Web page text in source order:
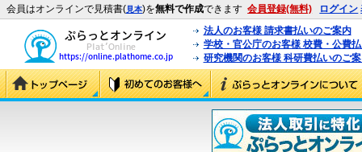
会員はオンラインで見積書(見本)を無料で作成できます 会員登録(無料) ログイン
法人のお客様 請求書払いのご案内
学校・官公庁のお客様 校費・公費
研究機関のお客様 科研費払いのご